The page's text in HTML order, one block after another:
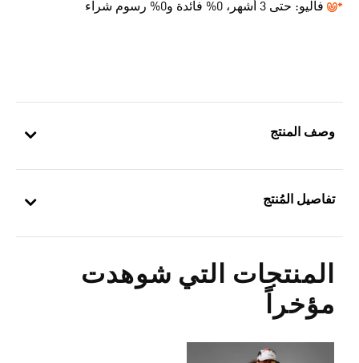
وصف المنتج
تفاصيل المُنتج
المنتجات التي شوهدت
مؤخراً
فاليو: حتى 3 أشهر، 0% فائدة و0% رسوم شراء